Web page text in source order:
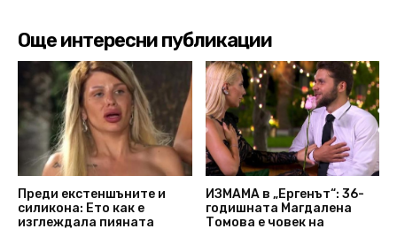
Още интересни публикации
Преди екстеншъните и
силикона: Ето как е
изглеждала пияната
ИЗМАМА в „Ергенът“: 36-
годишната Магдалена
Томова е човек на